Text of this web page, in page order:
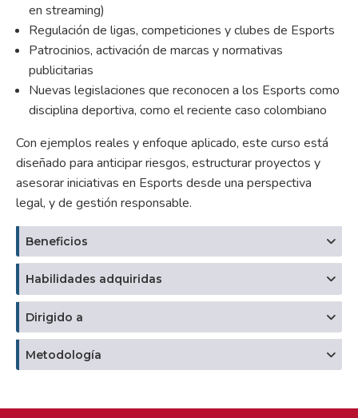
en streaming)
Regulación de ligas, competiciones y clubes de Esports
Patrocinios, activación de marcas y normativas
publicitarias
Nuevas legislaciones que reconocen a los Esports como
disciplina deportiva, como el reciente caso colombiano
Con ejemplos reales y enfoque aplicado, este curso está
diseñado para anticipar riesgos, estructurar proyectos y
asesorar iniciativas en Esports desde una perspectiva
legal, y de gestión responsable.
Beneficios
Habilidades adquiridas
Dirigido a
Metodología